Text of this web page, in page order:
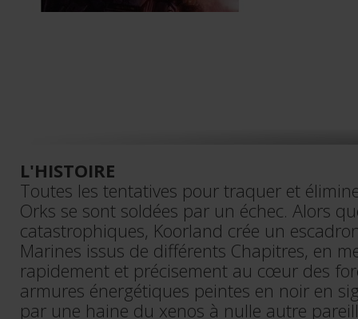
L'HISTOIRE
Toutes les tentatives pour traquer et
Orks se sont soldées par un échec. Alors
catastrophiques, Koorland crée un
Marines issus de différents Chapitres, en
rapidement et précisement au cœur des
armures énergétiques peintes en noir en
par une haine du xenos à nulle autre